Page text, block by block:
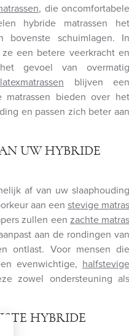
, die oncomfortabele
hybride matrassen het
bovenste schuimlagen. In
een betere veerkracht en
gevoel van overmatig
blijven een
matrassen bieden over het
en passen zich beter aan
UW HYBRIDE
af van uw slaaphouding
aan een stevige matras
zullen een zachte matras
aan de rondingen van
ontlast. Voor mensen die
evenwichtige, halfstevige
zowel ondersteuning als
HYBRIDE